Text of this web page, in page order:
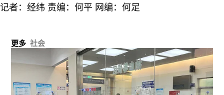
记者：经纬 责编：何平 网编：何足
更多 社会